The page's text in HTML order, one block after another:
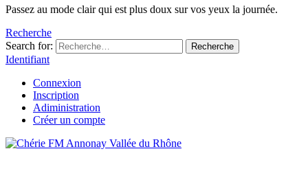
Passez au mode clair qui est plus doux sur vos yeux la journée.
Recherche
Search for:
Recherche
Identifiant
Connexion
Inscription
Adiministration
Créer un compte